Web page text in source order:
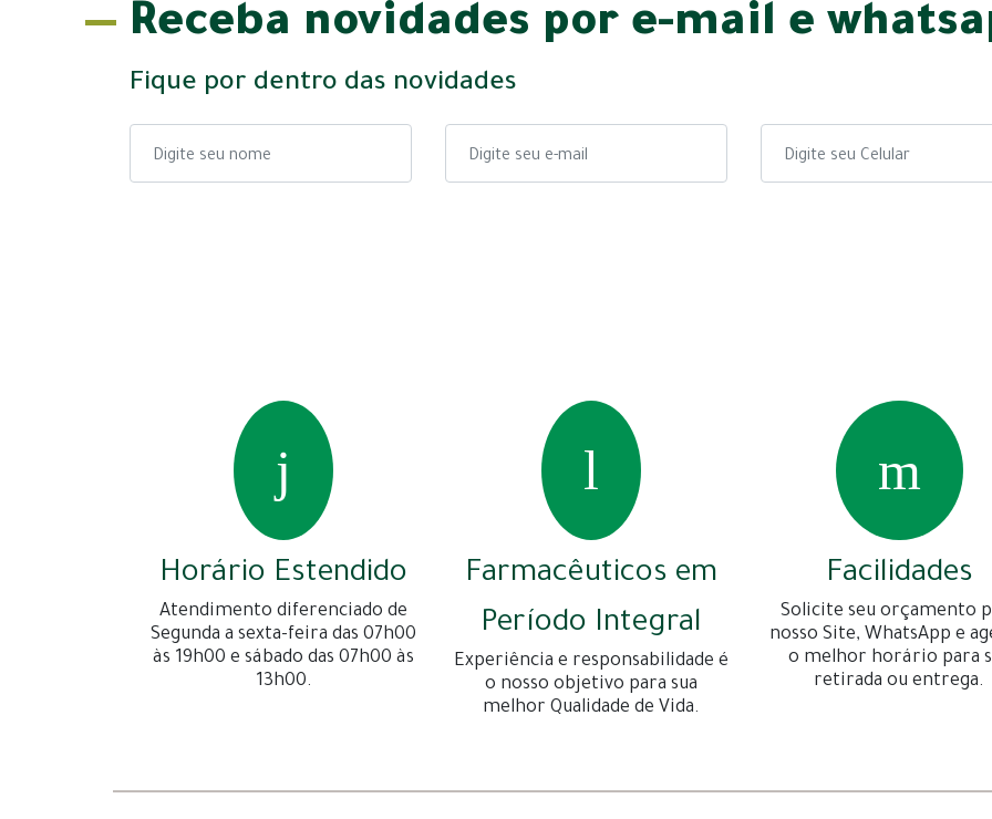
Receba novidades por e-mail e
Fique por dentro das novidades
Horário Estendido
Atendimento diferenciado de
Segunda a sexta-feira das 07h00
às 19h00 e sábado das 07h00 às
13h00.
Farmacêuticos em
Período Integral
Experiência e responsabilidade é
o nosso objetivo para sua
melhor Qualidade de Vida.
Facilidades
Solicite seu orçamento
nosso Site, WhatsApp e
o melhor horário para
retirada ou entrega.